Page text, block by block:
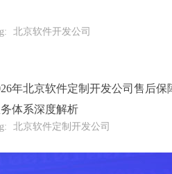
北京软件开发公司
年北京软件定制开发公司售后保
体系深度解析
北京软件定制开发公司